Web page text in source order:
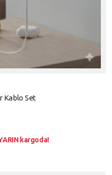
Kablo Set
kargoda!